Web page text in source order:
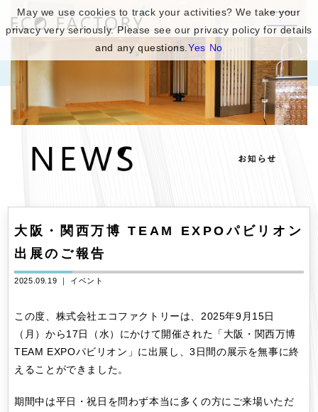
大阪・関西万博 TEAM EXPOパビリオン
出展のご報告
2025.09.19 ｜ イベント
この度、株式会社エコファクトリーは、2025年9月15日
（月）から17日（水）にかけて開催された「大阪・関西万博
TEAM EXPOパビリオン」に出展し、3日間の展示を無事に終
えることができました。
期間中は平日・祝日を問わず本当に多くの方にご来場いただ
May we use cookies to track your activities? We take your
privacy very seriously. Please see our privacy policy for details
and any questions.Yes No